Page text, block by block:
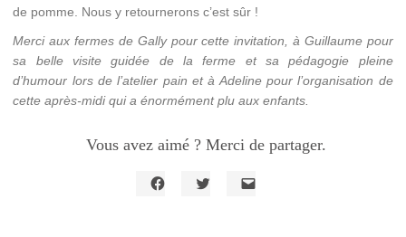
de pomme. Nous y retournerons c’est sûr !
Merci aux fermes de Gally pour cette invitation, à Guillaume pour
sa belle visite guidée de la ferme et sa pédagogie pleine
d’humour lors de l’atelier pain et à Adeline pour l’organisation de
cette après-midi qui a énormément plu aux enfants.
Vous avez aimé ? Merci de partager.